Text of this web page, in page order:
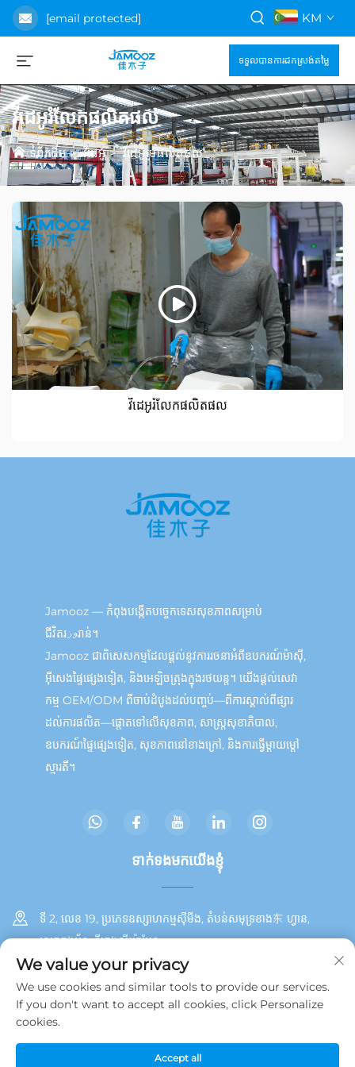
[email protected] KM
ទទួលបានការដកស្រង់តម្លៃ
វីដេអូរំលែកផលិតផល
ទំព័រដើម>វីដេអូ>វីដេអូរួមផលិតផល
វីដេអូរំលែកផលិតផល
Jamooz — កំពុងបង្កើតបច្ចេកទេសសុខភាពសម្រាប់
ជីវិតរوزរាន់។
Jamooz ជាពិសេសកម្មដែលផ្តល់នូវការរចនាអំពីឧបករណ៍ម៉ាស៊ី,
អ៊ីសេងផ្ទៃផ្សេងទៀត, និងអេឡិចត្រុងក្នុងរថយន្ត។ យើងផ្តល់សេវា
កម្ម OEM/ODM ពីចាប់ដំបូងដល់បញ្ចប់—ពីការស្គាល់ពីផ្សារ
ដល់ការផលិត—ផ្តោតទៅលើសុខភាព, សាស្ត្រសុខាភិបាល,
ឧបករណ៍ផ្ទៃផ្សេងទៀត, សុខភាពនៅខាងក្រៅ, និងការធ្វើម្តាយម្ដៅ
ស្មារតី។
ទាក់ទង​មក​យើងខ្ញុំ
ទី 2, លេខ 19, ប្រភេទឧស្សាហកម្មស៊ីមីង, តំបន់សមុទ្រខាង东 ហ្វាន,
ស្រុកតុងអ័ន, ទីក្រុងស៊ីយ៉ាមែន
+86 13215929911
[email protected]
សិទ្ធិច្បាប់ © 2025 ដោយ Jamooz (Xiamen) Technology Co., Ltd.
We value your privacy
We use cookies and similar tools to provide our services.
If you don't want to accept all cookies, click Personalize
cookies.
Accept all